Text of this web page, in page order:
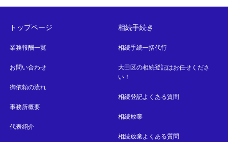
トップページ
業務報酬一覧
お問い合わせ
御依頼の流れ
事務所概要
代表紹介
相続手続き
相続手続一括代行
大田区の相続登記はお任せくださ
い！
相続登記よくある質問
相続放棄
相続放棄よくある質問